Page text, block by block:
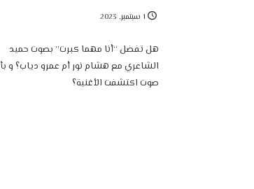
1 سبتمبر, 2023
‎هل تفضل “أنا مهما كبرت” بصوت حميد
الشاعري مع هشام نور أم عمرو دياب؟ و
صوت اكتشفت الأغنية؟